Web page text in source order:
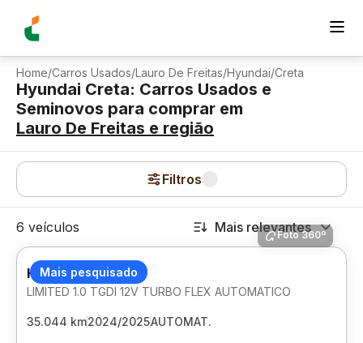
Home/Carros Usados/Lauro De Freitas/Hyundai/Creta
Hyundai Creta: Carros Usados e
Seminovos para comprar em
Lauro De Freitas e região
Filtros
6 veículos Mais relevantes
Mais pesquisado
Foto 360º
HYUNDAI CRETA
LIMITED 1.0 TGDI 12V TURBO FLEX AUTOMATICO
35.044 km2024/2025AUTOMAT.